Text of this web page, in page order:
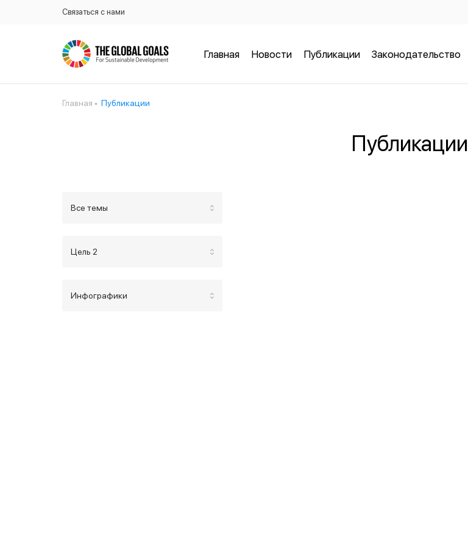
Связаться с нами
Главная Новости Публикации Законодательство
Главная Публикации
Публикации
Все темы
Цель 2
Инфографики